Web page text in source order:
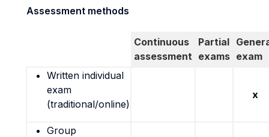
Assessment methods
Continuous
assessment
Partial
exams exam
Written individual
exam
(traditional/online)
x
Group